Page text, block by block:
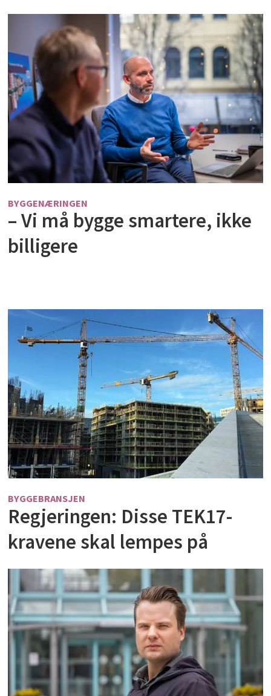
BYGGENÆRINGEN
– Vi må bygge smartere, ikke
billigere
BYGGEBRANSJEN
Regjeringen: Disse TEK17-
kravene skal lempes på